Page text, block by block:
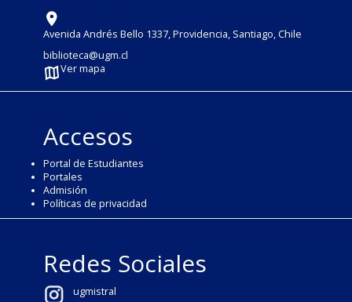
Avenida Andrés Bello 1337, Providencia, Santiago, Chile
biblioteca@ugm.cl
Ver mapa
Accesos
Portal de Estudiantes
Portales
Admisión
Políticas de privacidad
Redes Sociales
ugmistral